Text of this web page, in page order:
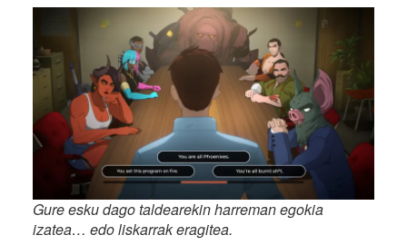
Gure esku dago taldearekin harreman egokia
izatea… edo liskarrak eragitea.